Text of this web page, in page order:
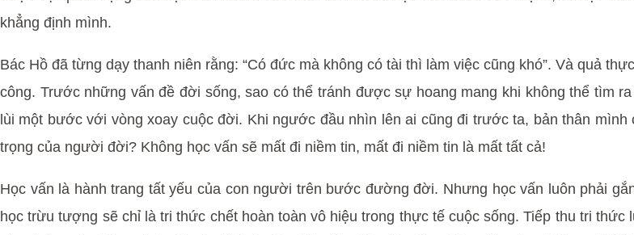
khẳng định mình.
Bác Hồ đã từng dạy thanh niên rằng: “Có đức mà không có tài thì làm việc cũng khó”. Và quả
công. Trước những vấn đề đời sống, sao có thể tránh được sự hoang mang khi không thể tìm
lùi một bước với vòng xoay cuộc đời. Khi ngước đầu nhìn lên ai cũng đi trước ta, bản thân
trọng của người đời? Không học vấn sẽ mất đi niềm tin, mất đi niềm tin là mất tất cả!
Học vấn là hành trang tất yếu của con người trên bước đường đời. Nhưng học vấn luôn phải
học trừu tượng sẽ chỉ là tri thức chết hoàn toàn vô hiệu trong thực tế cuộc sống. Tiếp thu tri